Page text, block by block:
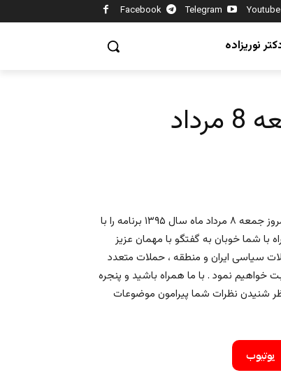
Facebook Telegram Youtube
نوریزاده
با درود فراوان حضور شما یاران و همراهان همیشگی تلویزیون ایران فردا. امروز جمعه ۸ مرداد ماه سال ۱۳۹۵ برنامه را با
با شما خوبان به گفتگو با مهمان عزیز
سیاسی ایران و منطقه ، حملات متعدد
خواهیم نمود . با ما همراه باشید و پنجره
شنیدن نظرات شما پیرامون موضوعات
یوتیوب